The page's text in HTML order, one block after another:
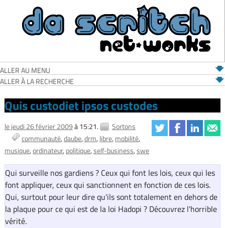
ALLER AU MENU
ALLER À LA RECHERCHE
Quis custodiet ipsos custodes
le jeudi 26 février 2009à 15:21.
Sortons
communauté daube drm libre mobilité
musique ordinateur politique self-business swe
Qui surveille nos gardiens ? Ceux qui font les lois, ceux qui les
font appliquer, ceux qui sanctionnent en fonction de ces lois.
Qui, surtout pour leur dire qu'ils sont totalement en dehors de
la plaque pour ce qui est de la loi Hadopi ? Découvrez l'horrible
vérité.